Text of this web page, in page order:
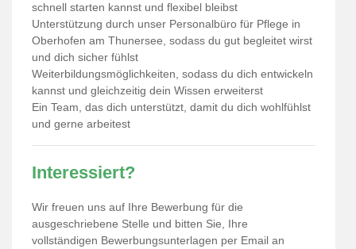
schnell starten kannst und flexibel bleibst
Unterstützung durch unser Personalbüro für Pflege in
Oberhofen am Thunersee, sodass du gut begleitet wirst
und dich sicher fühlst
Weiterbildungsmöglichkeiten, sodass du dich entwickeln
kannst und gleichzeitig dein Wissen erweiterst
Ein Team, das dich unterstützt, damit du dich wohlfühlst
und gerne arbeitest
Interessiert?
Wir freuen uns auf Ihre Bewerbung für die
ausgeschriebene Stelle und bitten Sie, Ihre
vollständigen Bewerbungsunterlagen per Email an